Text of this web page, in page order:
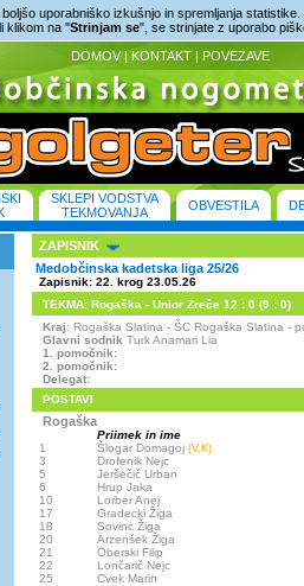
uporabniško izkušnjo in spremljanja statistike.
klikom na "Strinjam se", se strinjate z uporabo
DOMOV | KONTAKT | POVEZAVE
SKLEPI VODSTVA
TEKMOVANJA
OBVESTILA
ZAPISNIK
Medobčinska kadetska liga 25/26
Zapisnik: 22. krog 23.05.26
TEKMA: Rogaška - Unior Zreče 12 : 0 (9 : 0)
Kraj: Rogaška Slatina - ŠC Rogaška Slatina
Glavni sodnik Turk Anamari Lia
1. pomočnik:
2. pomočnik:
Delegat:
POSTAVI
Rogaška
Priimek in ime
1
Šlogar Domagoj (V,K)
3
Drofenik Nejc
5
Jeršečič Urban
6
Hrup Jaka
10
Lorber Anej
17
Gradecki Žiga
18
Sovinc Žiga
20
Arzenšek Žiga
21
Oberski Filip
22
Lončarič Nejc
25
Cvek Marin